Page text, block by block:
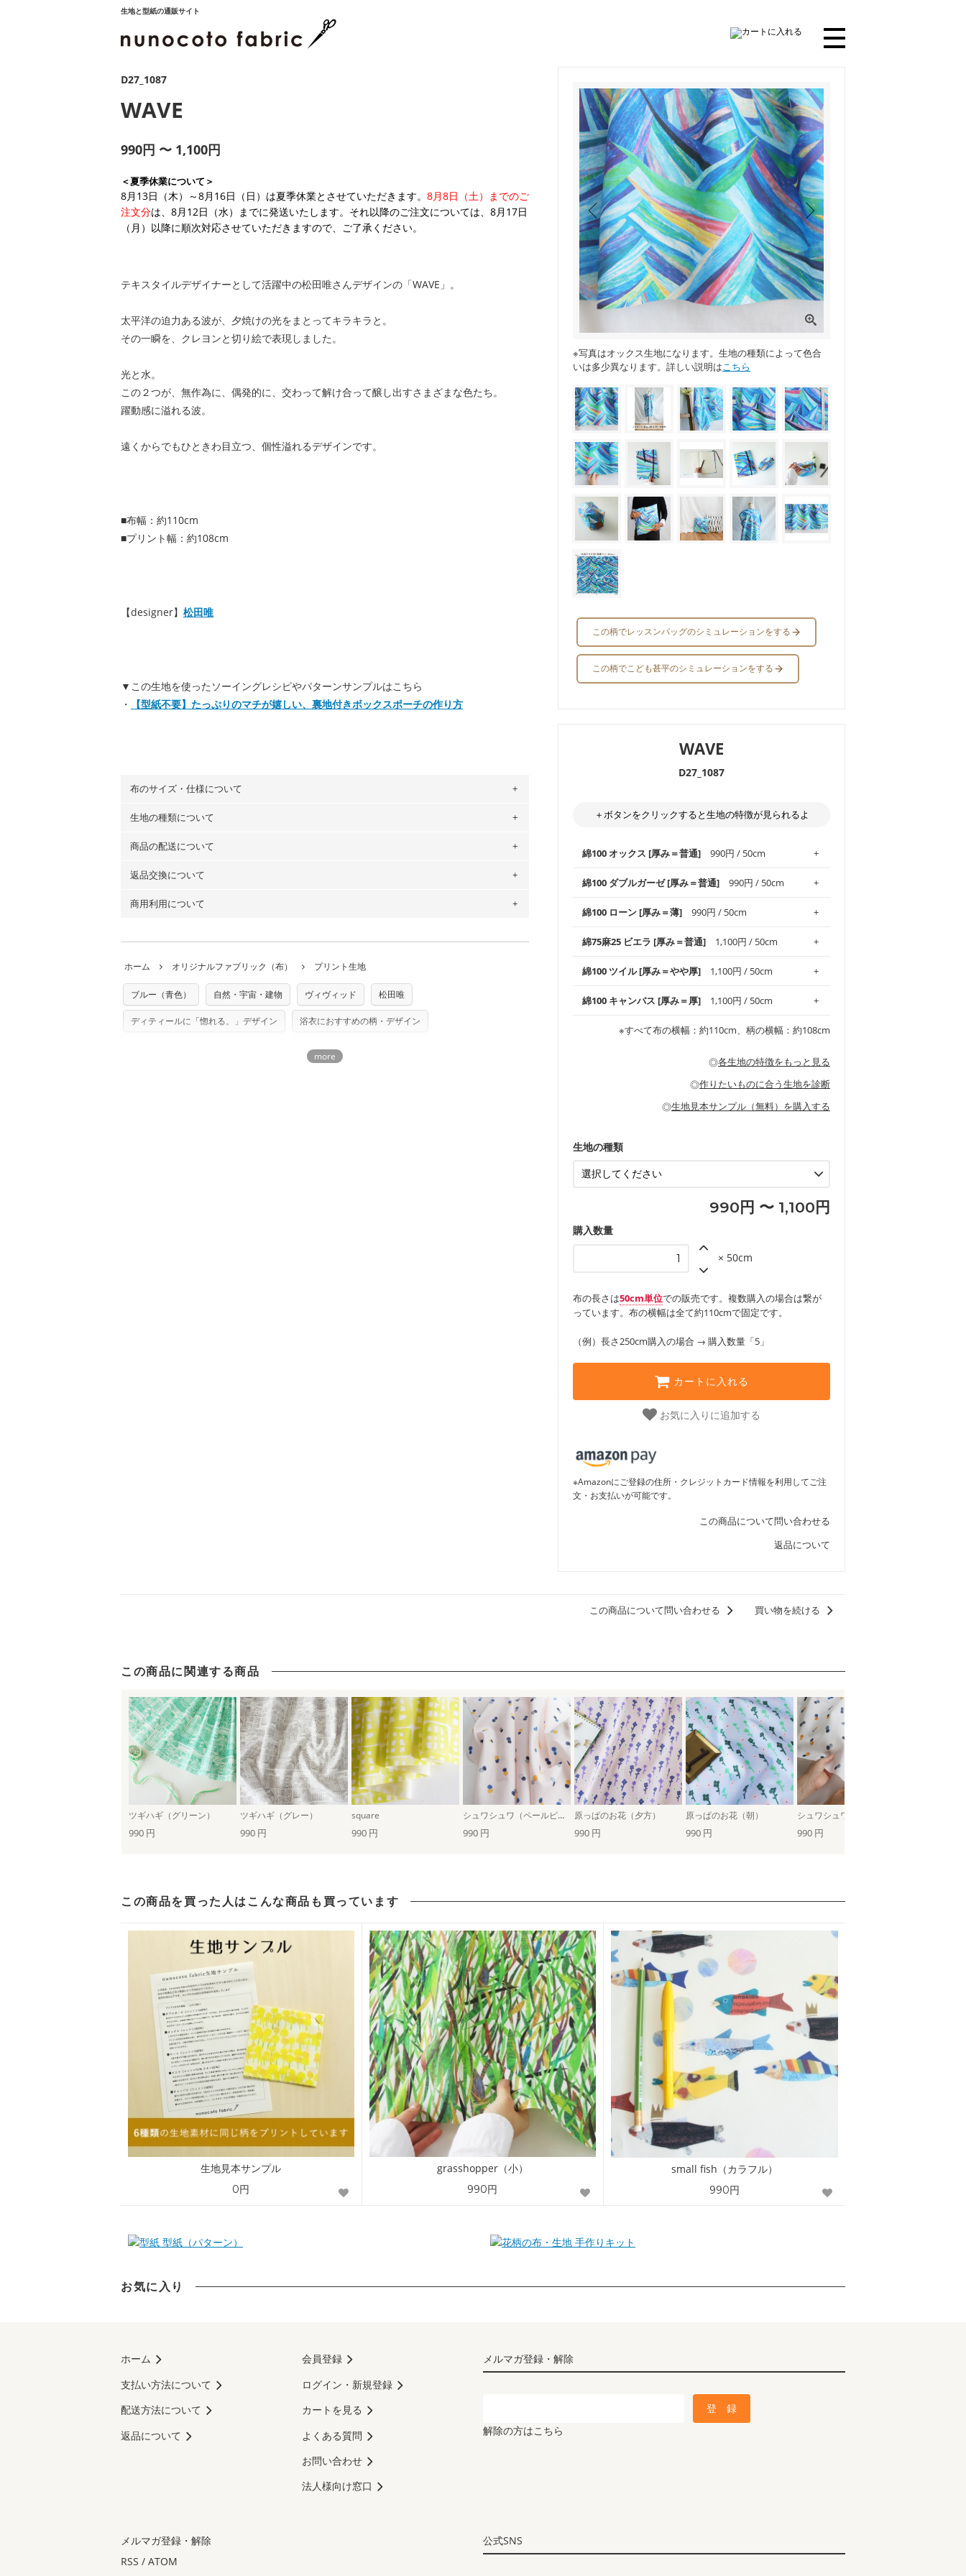
生地と型紙の通販サイト
※写真はオックス生地になります。生地の種類によって色合
いは多少異なります。詳しい説明はこちら
この柄でレッスンバッグのシミュレーションをする
この柄でこども甚平のシミュレーションをする
WAVE
D27_1087
＋ボタンをクリックすると生地の特徴が見られるよ
綿100 オックス [厚み＝普通] 990円 / 50cm
使いやすさNo.1！しなやかさと適度な張りを併せ持ち、
通気性の高さがオックス生地の特徴です。当サイトのオ
縫いやすいため、布小物全般にお使いいただけます。
※レッスンバッグ、上履き袋などの通園通学グッズには
などの布小物
・布団カバーなどの寝具、カーテン
・スカート、甚平などの子ども服
綿100 ダブルガーゼ [厚み＝普通] 990円 / 50cm
柔らかくふんわりとした肌触りが特徴です。ベビー用品
やハンカチなど直接肌に触れるアイテムに最適です。高
シーズンで活躍してくれます。
・スタイ、おくるみなどのベビーグッズ
・ブラウス、チュニック、ワンピースなどの洋服
・パジャマなどの寝具
綿100 ローン [厚み＝薄] 990円 / 50cm
上質で薄手の平織りの生地です。軽やかさとなめらかな
手触りの良さが魅力。透け感があるので、涼しげなトッ
・ブラウス、シャツ、チュニックなどのトップス
綿75麻25 ビエラ [厚み＝普通] 1,100円 / 50cm
コットン75％リネン25％の当店のビエラ生地は、オック
ス生地よりもふんわりとした柔らかい質感と適度な落ち
・布団カバーなどの寝具
綿100 ツイル [厚み＝やや厚] 1,100円 / 50cm
綾織りの生地です。しっかりとした張りと厚みがありな
がらも柔らかいのが特徴です。生地の厚みは中厚手で
・レッスンバッグ、上履き袋などの通園通学グッズ
・カーテン、エプロン、テーブルクロスなどの暮らしの
・パンツ、タックスカートなどのボトムス
もっと詳しく見る
綿100 キャンバス [厚み＝厚] 1,100円 / 50cm
当店のキャンバス生地は、11号帆布相当の厚みです。 丈
夫で高い耐久性があります。トートバッグ・ポーチ・ペ
ンケースなどの布小物、インテリア用品に向いていま
・インテリア用品
もっと詳しく見る
※すべて布の横幅：約110cm、柄の横幅：約108cm
◎各生地の特徴をもっと見る
◎作りたいものに合う生地を診断
◎生地見本サンプル（無料）を購入する
生地の種類
990円 〜 1,100円
購入数量
× 50cm
布の長さは50cm単位での販売です。複数購入の場合は繋が
っています。布の横幅は全て約110cmで固定です。
（例）長さ250cm購入の場合 → 購入数量「5」
カートに入れる
お気に入りに追加する
※Amazonにご登録の住所・クレジットカード情報を利用してご注
文・お支払いが可能です。
この商品について問い合わせる
返品について
D27_1087
WAVE
990円 〜 1,100円
＜夏季休業について＞
8月13日（木）～8月16日（日）は夏季休業とさせていただきます。 8月8日（土）までのご
注文分は、8月12日（水）までに発送いたします。それ以降のご注文については、8月17日
（月）以降に順次対応させていただきますので、ご了承ください。
テキスタイルデザイナーとして活躍中の松田唯さんデザインの「WAVE」。
太平洋の迫力ある波が、夕焼けの光をまとってキラキラと。
その一瞬を、クレヨンと切り絵で表現しました。
光と水。
この２つが、無作為に、偶発的に、交わって解け合って醸し出すさまざまな色たち。
躍動感に溢れる波。
遠くからでもひときわ目立つ、個性溢れるデザインです。
■布幅：約110cm
■プリント幅：約108cm
【designer】 松田唯
▼この生地を使ったソーイングレシピやパターンサンプルはこちら
・
【型紙不要】たっぷりのマチが嬉しい、裏地付きボックスポーチの作り方
布のサイズ・仕様について
布の長さは50cm単位での販売になります。
※カットを希望の方は備考欄に「50cmずつカット希望」などご記載ください（50cm
単位でのカットのみ）
生地の種類について
・現在、すべてのデザインのプリントに使用している生地は６種類です。素材は
ーン）・コットンリネン（ビエラ織）・100％コットン（ツイル）・100％コットン
（キャンバス・11号帆布）です。
◎ 各生地の詳細を見る
商品の配送について
・ネコポスでの配送は、布は2mまで型紙は2個までとなります（一部例外有り）それ
ります。
※万が一、検品時に不備が見つかった場合は、4～5営業日後の発送となる場合がござ
※土日祝は営業日に含まれません。
※配送日のご指定は承れません。出来上がり次第、順次発送いたします。
返品交換について
・布はご注文後に注文数量のみをプリントするため、
購入後の返品および交換は承る
ていた色味と違う、などの理由での返品は承れません。予めご了承ください。
返品・交換対象の基準について詳しくは こちら
商用利用について
た記載も不要です。（製品化した際に起こる全ての問題、クレームにつきましては当
店及びnunocoto fabricは一切の責任を負いませんのでご了承ください）
※有料型紙（ホームソーイング型紙シリーズ）および柄がえらべるキットに付属された
型紙は商用利用できませんのでご注意ください。型紙自体の転用・販売および型紙を
ホーム オリジナルファブリック（布） プリント生地
ブルー（青色） 自然・宇宙・建物 ヴィヴィッド 松田唯
ディティールに「惚れる。」デザイン 浴衣におすすめの柄・デザイン
この商品について問い合わせる 買い物を続ける
この商品に関連する商品
ツギハギ（グリーン） ツギハギ（グレー） square シュワシュワ（ペールピンク） 原っぱのお花（夕方） 原っぱのお花（朝） シュワシュワ（ホワイト）
990 円 990 円 990 円 990 円 990 円 990 円 990 円
この商品を買った人はこんな商品も買っています
生地見本サンプル
0円
grasshopper（小）
990円
small fish（カラフル）
990円
型紙（パターン） 手作りキット
お気に入り
メルマガ登録・解除
解除の方はこちら
ホーム
支払い方法について
配送方法について
返品について
会員登録
ログイン・新規登録
カートを見る
よくある質問
お問い合わせ
法人様向け窓口
公式SNS
メルマガ登録・解除
RSS / ATOM